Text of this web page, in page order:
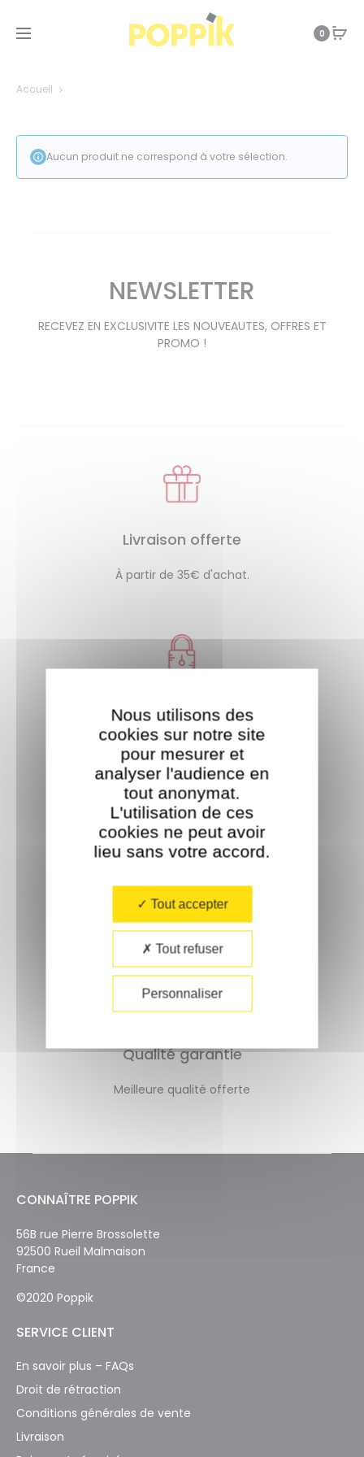
0
Accueil
Aucun produit ne correspond à votre sélection.
NEWSLETTER
RECEVEZ EN EXCLUSIVITE LES NOUVEAUTES, OFFRES ET
PROMO !
Livraison offerte
À partir de 35€ d'achat.
Paiement sécurisé
Livraison rapide
Un délai de 72h
Qualité garantie
Meilleure qualité offerte
CONNAÎTRE POPPIK
56B rue Pierre Brossolette
92500 Rueil Malmaison
France
©2020 Poppik
SERVICE CLIENT
En savoir plus – FAQs
Droit de rétraction
Conditions générales de vente
Livraison
Nous utilisons des
cookies sur notre site
pour mesurer et
analyser l'audience en
tout anonymat.
L'utilisation de ces
cookies ne peut avoir
lieu sans votre accord.​
Tout accepter
Tout refuser
Personnaliser